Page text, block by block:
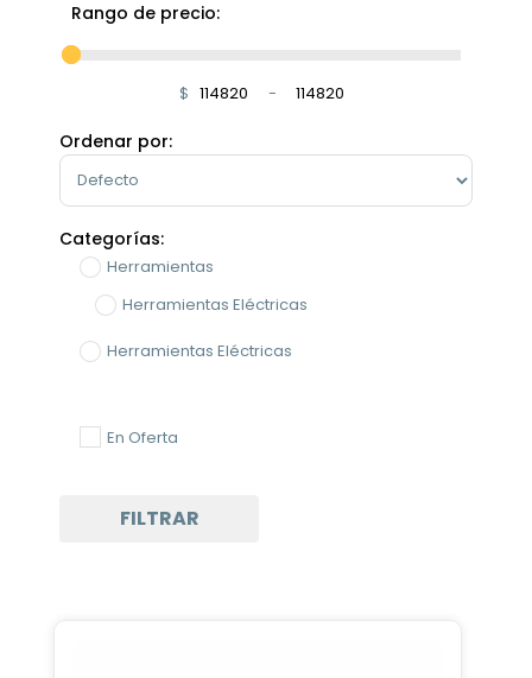
Rango de precio:
$ Minimum Price
-
Maximum Price
Ordenar por:
Sort Products
Categorías:
Herramientas
Herramientas Eléctricas
Herramientas Eléctricas
En Oferta
FILTRAR